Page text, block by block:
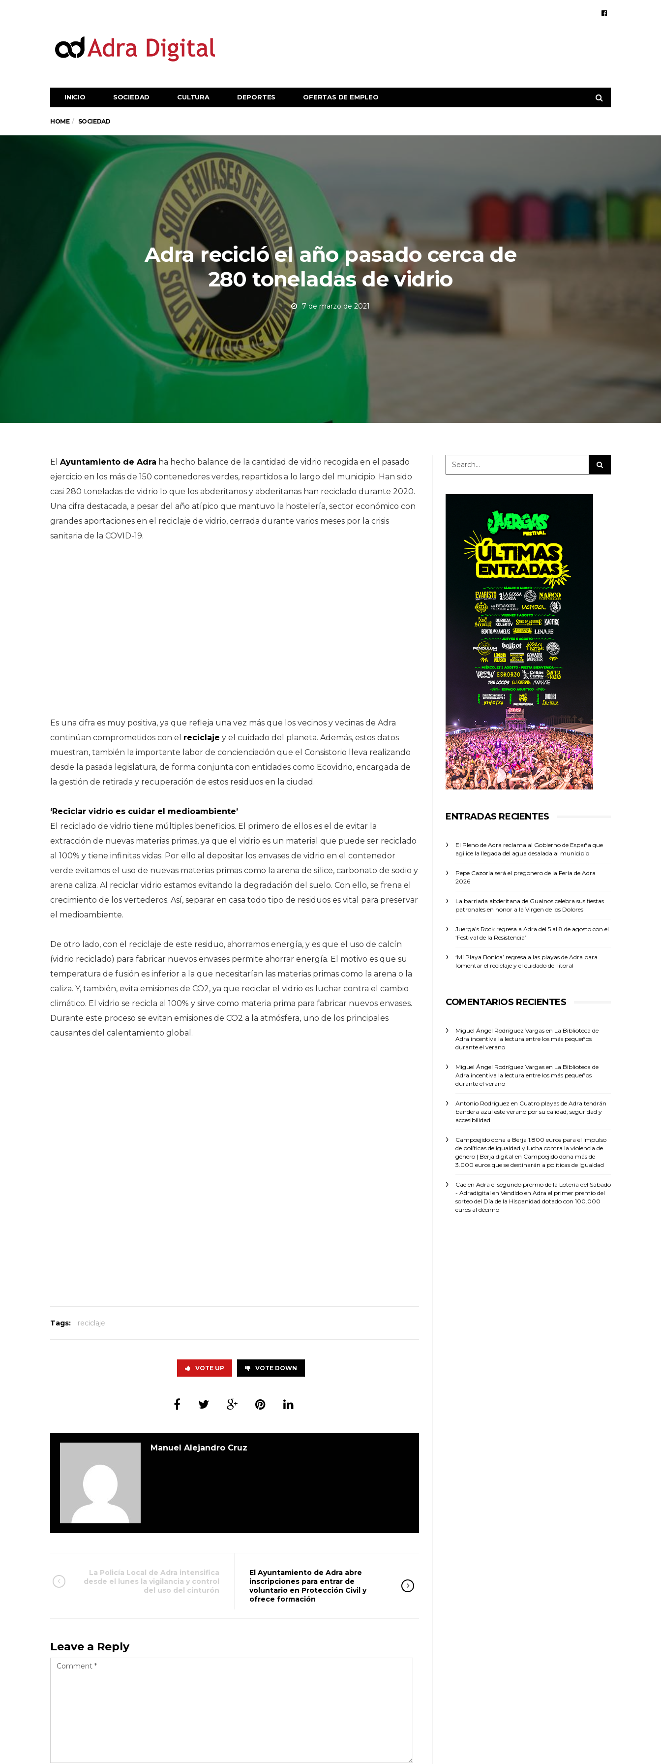
INICIO SOCIEDAD CULTURA DEPORTES OFERTAS DE EMPLEO
HOME SOCIEDAD
Adra recicló el año pasado cerca de
280 toneladas de vidrio
7 de marzo de 2021
El Ayuntamiento de Adra ha hecho balance de la cantidad de vidrio recogida en el pasado
ejercicio en los más de 150 contenedores verdes, repartidos a lo largo del municipio. Han sido
casi 280 toneladas de vidrio lo que los abderitanos y abderitanas han reciclado durante 2020.
Una cifra destacada, a pesar del año atípico que mantuvo la hostelería, sector económico con
grandes aportaciones en el reciclaje de vidrio, cerrada durante varios meses por la crisis
sanitaria de la COVID-19.
Es una cifra es muy positiva, ya que refleja una vez más que los vecinos y vecinas de Adra
continúan comprometidos con el reciclaje y el cuidado del planeta. Además, estos datos
muestran, también la importante labor de concienciación que el Consistorio lleva realizando
desde la pasada legislatura, de forma conjunta con entidades como Ecovidrio, encargada de
la gestión de retirada y recuperación de estos residuos en la ciudad.
‘Reciclar vidrio es cuidar el medioambiente’
El reciclado de vidrio tiene múltiples beneficios. El primero de ellos es el de evitar la
extracción de nuevas materias primas, ya que el vidrio es un material que puede ser reciclado
al 100% y tiene infinitas vidas. Por ello al depositar los envases de vidrio en el contenedor
verde evitamos el uso de nuevas materias primas como la arena de sílice, carbonato de sodio y
arena caliza. Al reciclar vidrio estamos evitando la degradación del suelo. Con ello, se frena el
crecimiento de los vertederos. Así, separar en casa todo tipo de residuos es vital para preservar
el medioambiente.
De otro lado, con el reciclaje de este residuo, ahorramos energía, y es que el uso de calcín
(vidrio reciclado) para fabricar nuevos envases permite ahorrar energía. El motivo es que su
temperatura de fusión es inferior a la que necesitarían las materias primas como la arena o la
caliza. Y, también, evita emisiones de CO2, ya que reciclar el vidrio es luchar contra el cambio
climático. El vidrio se recicla al 100% y sirve como materia prima para fabricar nuevos envases.
Durante este proceso se evitan emisiones de CO2 a la atmósfera, uno de los principales
causantes del calentamiento global.
Tags: reciclaje
VOTE UP VOTE DOWN
Manuel Alejandro Cruz
La Policía Local de Adra intensifica
desde el lunes la vigilancia y control
del uso del cinturón
El Ayuntamiento de Adra abre
inscripciones para entrar de
voluntario en Protección Civil y
ofrece formación
Leave a Reply
ENTRADAS RECIENTES
El Pleno de Adra reclama al Gobierno de España que
agilice la llegada del agua desalada al municipio
Pepe Cazorla será el pregonero de la Feria de Adra
2026
La barriada abderitana de Guainos celebra sus fiestas
patronales en honor a la Virgen de los Dolores
Juerga’s Rock regresa a Adra del 5 al 8 de agosto con el
‘Festival de la Resistencia’
‘Mi Playa Bonica’ regresa a las playas de Adra para
fomentar el reciclaje y el cuidado del litoral
COMENTARIOS RECIENTES
Miguel Ángel Rodríguez Vargas en La Biblioteca de
Adra incentiva la lectura entre los más pequeños
durante el verano
Miguel Ángel Rodríguez Vargas en La Biblioteca de
Adra incentiva la lectura entre los más pequeños
durante el verano
Antonio Rodríguez en Cuatro playas de Adra tendrán
bandera azul este verano por su calidad, seguridad y
accesibilidad
Campoejido dona a Berja 1.800 euros para el impulso
de políticas de igualdad y lucha contra la violencia de
género | Berja digital en Campoejido dona más de
3.000 euros que se destinarán a políticas de igualdad
Cae en Adra el segundo premio de la Lotería del Sábado
- Adradigital en Vendido en Adra el primer premio del
sorteo del Día de la Hispanidad dotado con 100.000
euros al décimo